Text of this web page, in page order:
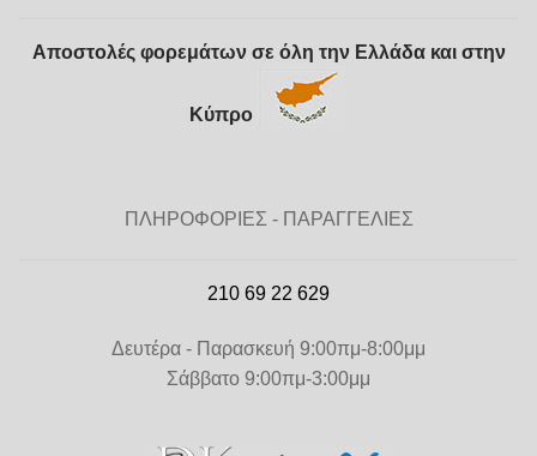
Αποστολές φορεμάτων σε όλη την Ελλάδα και στην
Κύπρο
ΠΛΗΡΟΦΟΡΙΕΣ - ΠΑΡΑΓΓΕΛΙΕΣ
210 69 22 629
Δευτέρα - Παρασκευή 9:00πμ-8:00μμ
Σάββατο 9:00πμ-3:00μμ